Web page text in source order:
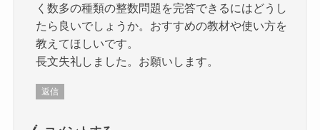
く数多の種類の整数問題を完答できるにはどうし
たら良いでしょうか。おすすめの教材や使い方を
教えてほしいです。
長文失礼しました。お願いします。
返信